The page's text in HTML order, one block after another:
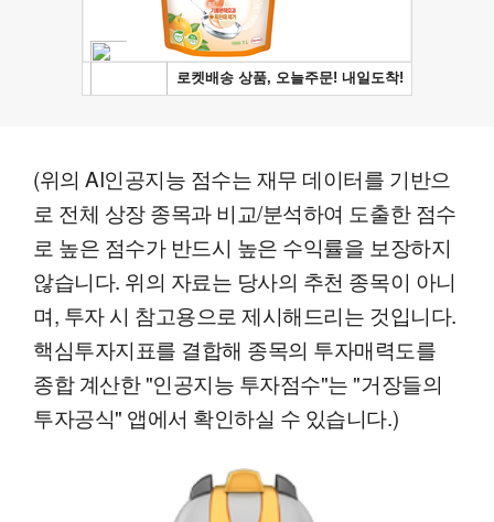
(위의 AI인공지능 점수는 재무 데이터를 기반으
로 전체 상장 종목과 비교/분석하여 도출한 점수
로 높은 점수가 반드시 높은 수익률을 보장하지
않습니다. 위의 자료는 당사의 추천 종목이 아니
며, 투자 시 참고용으로 제시해드리는 것입니다.
핵심투자지표를 결합해 종목의 투자매력도를
종합 계산한 "인공지능 투자점수"는 "거장들의
투자공식" 앱에서 확인하실 수 있습니다.)